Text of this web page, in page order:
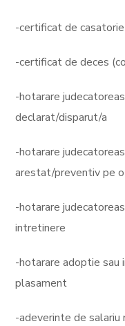
-certificat de
-certificat de deces
-hotarare
declarat/disparut/a
-hotarare
arestat/preventiv pe
-hotarare
intretinere
-hotarare adoptie sau
plasament
-adeverinte de